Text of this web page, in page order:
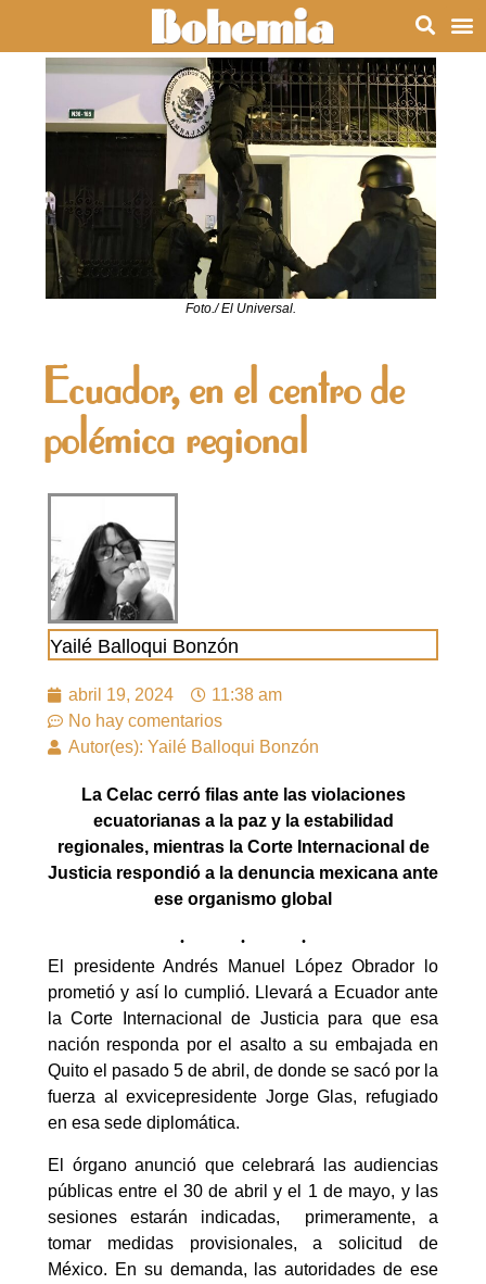
Foto./ El Universal.
Ecuador, en el centro de
polémica regional
Yailé Balloqui Bonzón
abril 19, 2024
11:38 am
No hay comentarios
Autor(es): Yailé Balloqui Bonzón
La Celac cerró filas ante las violaciones
ecuatorianas a la paz y la estabilidad
regionales, mientras la Corte Internacional de
Justicia respondió a la denuncia mexicana ante
ese organismo global
El presidente Andrés Manuel López Obrador lo
prometió y así lo cumplió. Llevará a Ecuador ante
la Corte Internacional de Justicia para que esa
nación responda por el asalto a su embajada en
Quito el pasado 5 de abril, de donde se sacó por la
fuerza al exvicepresidente Jorge Glas, refugiado
en esa sede diplomática.
El órgano anunció que celebrará las audiencias
públicas entre el 30 de abril y el 1 de mayo, y las
sesiones estarán indicadas, primeramente, a
tomar medidas provisionales, a solicitud de
México. En su demanda, las autoridades de ese